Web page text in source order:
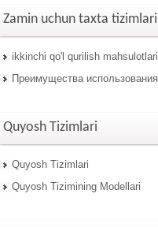
Zamin uchun taxta tizimlari
ikkinchi qo'l qurilish mahsulotlari
Преимущества использования
Quyosh Tizimlari
Quyosh Tizimlari
Quyosh Tizimining Modellari